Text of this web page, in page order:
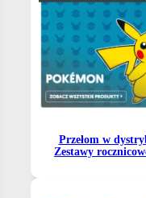
Przełom w
Zestawy